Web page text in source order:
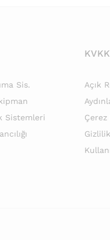
Sis.
Sistemleri
KVKK
Açık
Çerez